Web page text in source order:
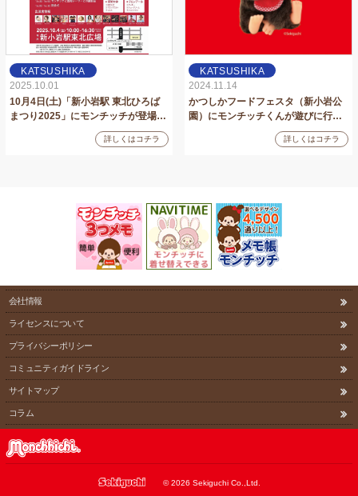
KATSUSHIKA
2025.10.01
10月4日(土)「新小岩駅 東北ひろば
まつり2025」にモンチッチが登場…
詳しくはコチラ
KATSUSHIKA
2024.11.14
かつしかフードフェスタ（新小岩公
園）にモンチッチくんが遊びに行…
詳しくはコチラ
会社情報
ライセンスについて
プライバシーポリシー
コミュニティガイドライン
サイトマップ
コラム
©2026 Sekiguchi Co.,Ltd.